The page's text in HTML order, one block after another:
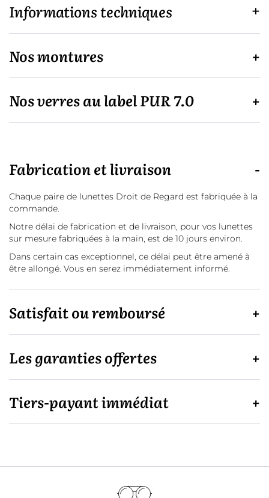
Informations techniques
Nos montures
Nos verres au label PUR 7.0
Fabrication et livraison
Chaque paire de lunettes Droit de Regard est fabriquée à la
commande.
Notre délai de fabrication et de livraison, pour vos lunettes
sur mesure fabriquées à la main, est de 10 jours environ.
Dans certain cas exceptionnel, ce délai peut être amené à
être allongé. Vous en serez immédiatement informé.
Satisfait ou remboursé
Les garanties offertes
Tiers-payant immédiat